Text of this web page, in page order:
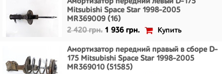
Mitsubishi Space Star 1998-2005
MR369009 (16)
2 420 грн. 1 936 грн. Купить
Амортизатор передний правый в сборе D-
175 Mitsubishi Space Star 1998-2005
MR369010 (51585)